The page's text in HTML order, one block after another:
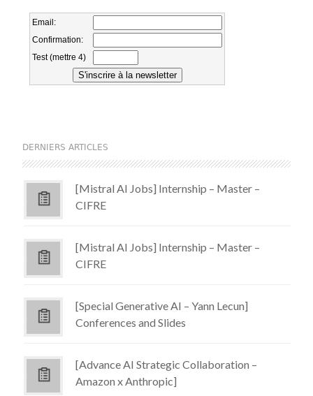
DERNIERS ARTICLES
[Mistral AI Jobs] Internship – Master –
CIFRE
[Mistral AI Jobs] Internship – Master –
CIFRE
[Special Generative AI – Yann Lecun]
Conferences and Slides
[Advance AI Strategic Collaboration –
Amazon x Anthropic]